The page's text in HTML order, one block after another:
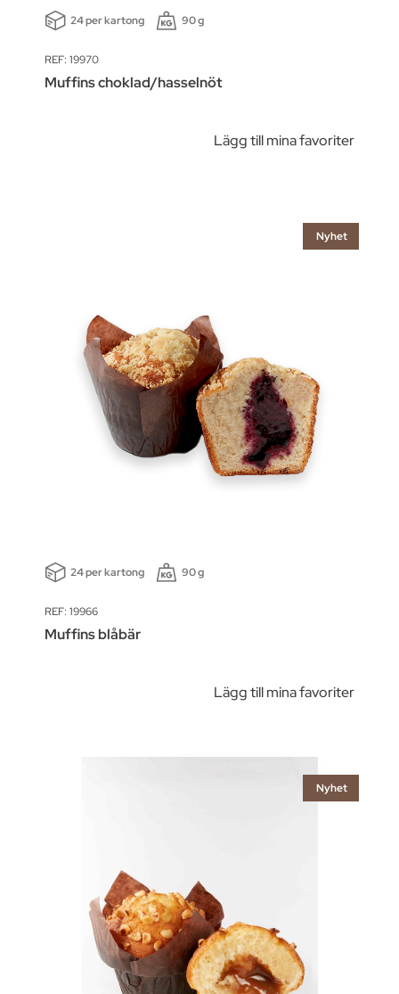
24 per kartong 90 g
REF: 19970
Muffins choklad/hasselnöt
Lägg till mina favoriter
Nyhet
24 per kartong 90 g
REF: 19966
Muffins blåbär
Lägg till mina favoriter
Nyhet